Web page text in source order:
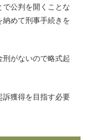
公判を開くことな
納めて刑事手続きを
がないので略式起
獲得を目指す必要